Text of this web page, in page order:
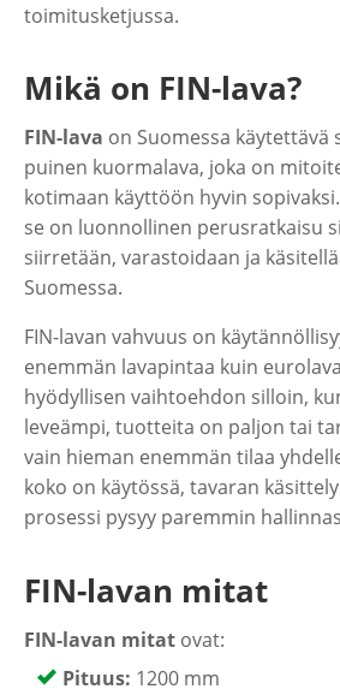
toimitusketjussa.
Mikä on FIN-lava?
FIN-lava on Suomessa
puinen kuormalava, joka on
kotimaan käyttöön hyvin
se on luonnollinen perusratkaisu
siirretään, varastoidaan ja
Suomessa.
FIN-lavan vahvuus on
enemmän lavapintaa kuin
hyödyllisen vaihtoehdon silloin,
leveämpi, tuotteita on paljon tai
vain hieman enemmän tilaa
koko on käytössä, tavaran
prosessi pysyy paremmin
FIN-lavan mitat
FIN-lavan mitat ovat:
Pituus: 1200 mm